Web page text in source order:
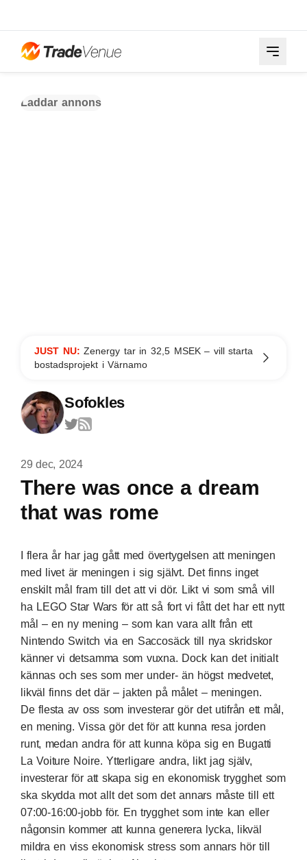
Laddar annons
JUST NU:Zenergy tar in 32,5 MSEK – vill starta
bostadsprojekt i Värnamo
Sofokles
29 dec, 2024
There was once a dream
that was rome
I flera år har jag gått med övertygelsen att meningen
med livet är meningen i sig självt. Det finns inget
enskilt mål fram till det att vi dör. Likt vi som små vill
ha LEGO Star Wars för att så fort vi fått det har ett nytt
mål – en ny mening – som kan vara allt från ett
Nintendo Switch via en Saccosäck till nya skridskor
känner vi detsamma som vuxna. Dock kan det initialt
kännas och ses som mer under- än högst medvetet,
likväl finns det där – jakten på målet – meningen.
De flesta av oss som investerar gör det utifrån ett mål,
en mening. Vissa gör det för att kunna resa jorden
runt, medan andra för att kunna köpa sig en Bugatti
La Voiture Noire. Ytterligare andra, likt jag själv,
investerar för att skapa sig en ekonomisk trygghet som
ska skydda mot allt det som det annars måste till ett
07:00-16:00-jobb för. En trygghet som inte kan eller
någonsin kommer att kunna generera lycka, likväl
mildra en viss ekonomisk stress som annars hör till